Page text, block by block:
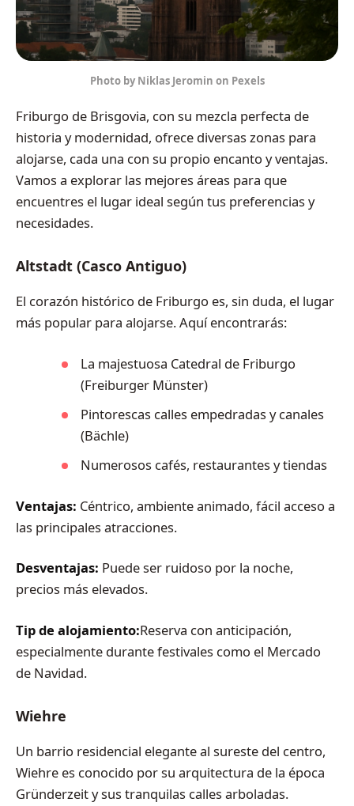
Photo by Niklas Jeromin on Pexels
Friburgo de Brisgovia, con su mezcla perfecta de
historia y modernidad, ofrece diversas zonas para
alojarse, cada una con su propio encanto y ventajas.
Vamos a explorar las mejores áreas para que
encuentres el lugar ideal según tus preferencias y
necesidades.
Altstadt (Casco Antiguo)
El corazón histórico de Friburgo es, sin duda, el lugar
más popular para alojarse. Aquí encontrarás:
La majestuosa Catedral de Friburgo
(Freiburger Münster)
Pintorescas calles empedradas y canales
(Bächle)
Numerosos cafés, restaurantes y tiendas
Ventajas: Céntrico, ambiente animado, fácil acceso a
las principales atracciones.
Desventajas: Puede ser ruidoso por la noche,
precios más elevados.
Tip de alojamiento:Reserva con anticipación,
especialmente durante festivales como el Mercado
de Navidad.
Wiehre
Un barrio residencial elegante al sureste del centro,
Wiehre es conocido por su arquitectura de la época
Gründerzeit y sus tranquilas calles arboladas.